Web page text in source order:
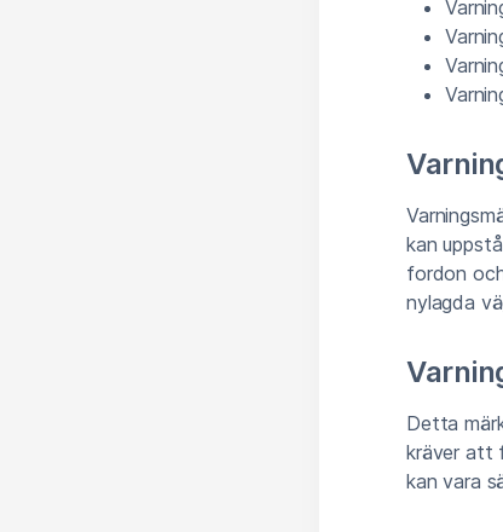
kan
fordon
nylagda
Detta
kräver att
kan vara